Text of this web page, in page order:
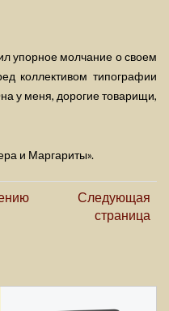
упорное молчание о своем
коллективом типографии
у меня, дорогие товарищи,
и Маргариты».
Следующая
страница